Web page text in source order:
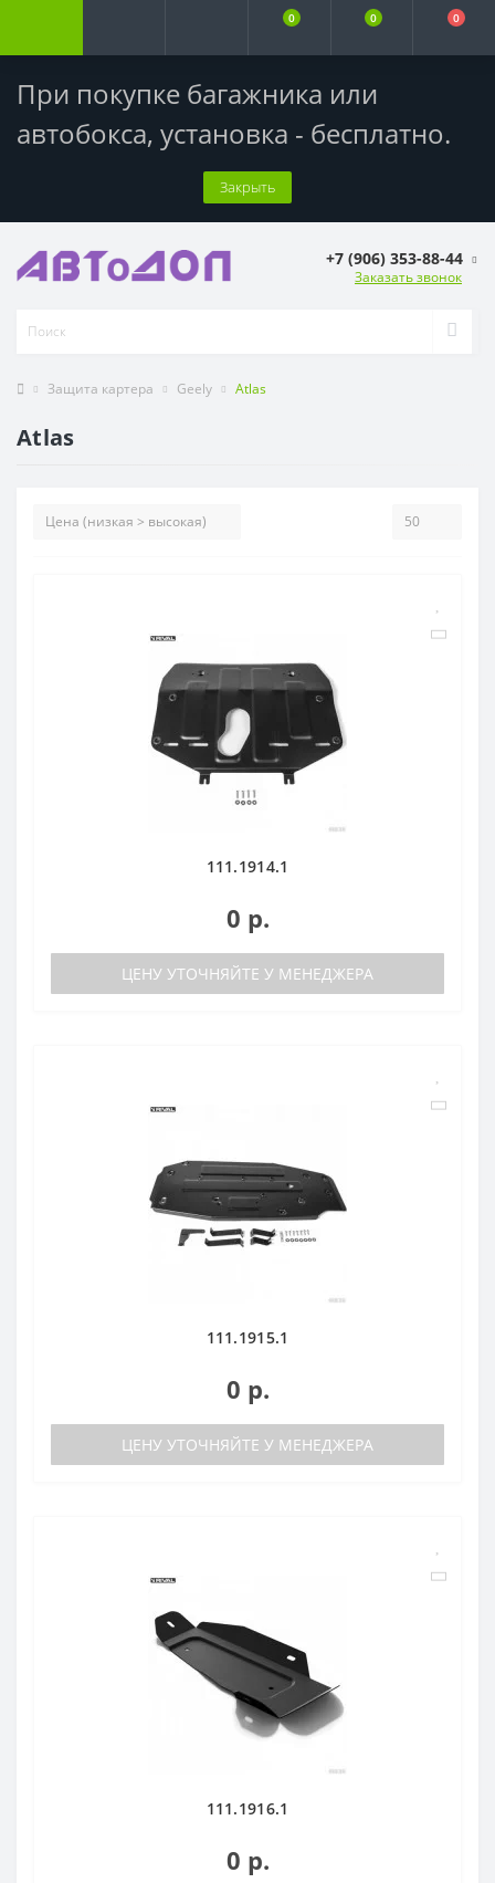
При покупке багажника или
автобокса, установка - бесплатно.
Закрыть
0 0 0
+7 (906) 353-88-44
Заказать звонок
Защита картера Geely Atlas
Atlas
111.1914.1
0 р.
ЦЕНУ УТОЧНЯЙТЕ У МЕНЕДЖЕРА
111.1915.1
0 р.
ЦЕНУ УТОЧНЯЙТЕ У МЕНЕДЖЕРА
111.1916.1
0 р.